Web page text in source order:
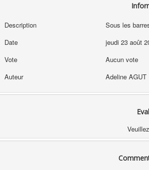
Description
Sous les
Date
jeudi 23 août
Vote
Aucun vote
Auteur
Adeline AGUT